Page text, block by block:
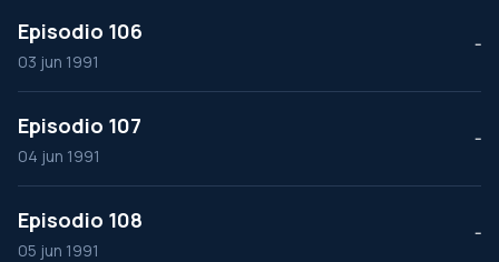
Episodio 106
03 jun 1991
--
Episodio 107
04 jun 1991
--
Episodio 108
05 jun 1991
--